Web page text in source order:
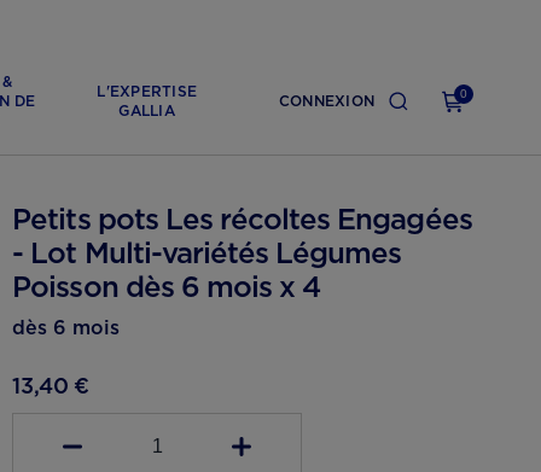
CONNEXION 0
DE
L'EXPERTISE
GALLIA
Petits pots Les récoltes Engagées
- Lot Multi-variétés Légumes
Poisson dès 6 mois x 4
dès 6 mois
13,40 €
1